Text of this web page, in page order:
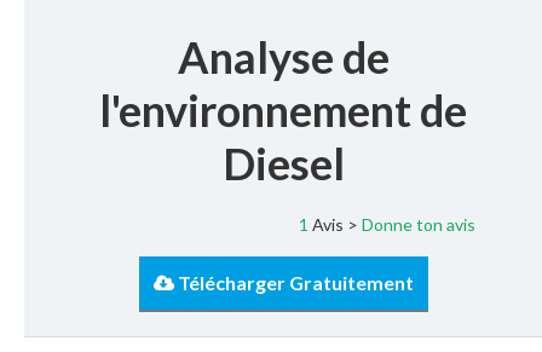
Analyse de
l'environnement de
Diesel
1 Avis > Donne ton avis
Télécharger Gratuitement